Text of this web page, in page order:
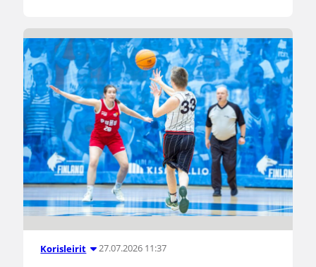
Korisleirit 27.07.2026 11:37